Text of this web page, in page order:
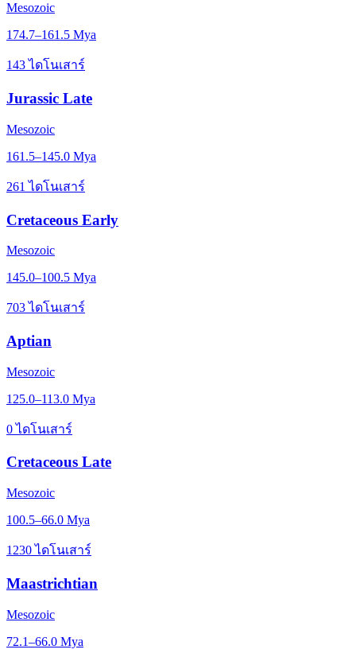
Mesozoic
174.7–161.5 Mya
143 ไดโนเสาร์
Jurassic Late
Mesozoic
161.5–145.0 Mya
261 ไดโนเสาร์
Cretaceous Early
Mesozoic
145.0–100.5 Mya
703 ไดโนเสาร์
Aptian
Mesozoic
125.0–113.0 Mya
0 ไดโนเสาร์
Cretaceous Late
Mesozoic
100.5–66.0 Mya
1230 ไดโนเสาร์
Maastrichtian
Mesozoic
72.1–66.0 Mya